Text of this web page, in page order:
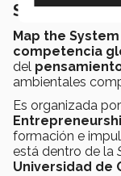
Sobre Map
Map the System
competencia
del
ambientales
Es organizada por
formación e
está dentro de la
Universidad de